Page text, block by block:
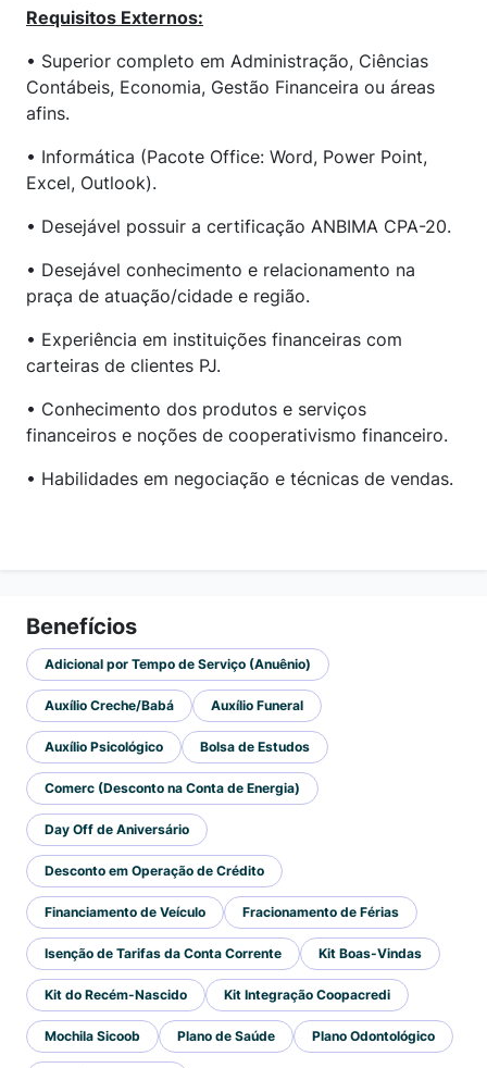
Requisitos Externos:
• Superior completo em Administração, Ciências
Contábeis, Economia, Gestão Financeira ou áreas
afins.
• Informática (Pacote Office: Word, Power Point,
Excel, Outlook).
• Desejável possuir a certificação ANBIMA CPA-20.
• Desejável conhecimento e relacionamento na
praça de atuação/cidade e região.
• Experiência em instituições financeiras com
carteiras de clientes PJ.
• Conhecimento dos produtos e serviços
financeiros e noções de cooperativismo financeiro.
• Habilidades em negociação e técnicas de vendas.
Benefícios
Adicional por Tempo de Serviço (Anuênio)
Auxílio Creche/Babá Auxílio Funeral
Auxílio Psicológico Bolsa de Estudos
Comerc (Desconto na Conta de Energia)
Day Off de Aniversário
Desconto em Operação de Crédito
Financiamento de Veículo Fracionamento de Férias
Isenção de Tarifas da Conta Corrente Kit Boas-Vindas
Kit do Recém-Nascido Kit Integração Coopacredi
Mochila Sicoob Plano de Saúde Plano Odontológico